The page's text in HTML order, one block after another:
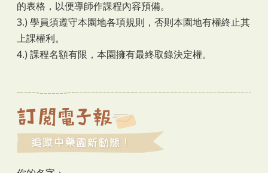
的表格，以便導師作課程內容預備。
3.) 學員須遵守本園地各項規則，否則本園地有權終止其
上課權利。
4.) 課程名額有限，本園擁有最終取錄決定權。